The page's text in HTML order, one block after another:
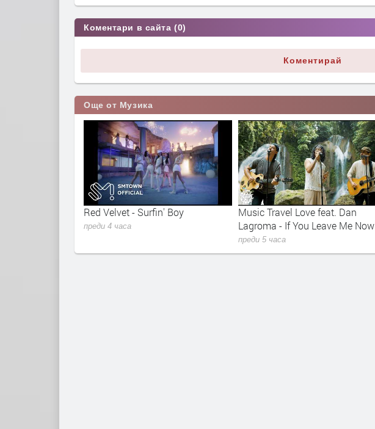
Коментари в сайта (0)
Коментирай
Още от Музика
Red Velvet - Surfin' Boy
преди 4 часа
Music Travel Love feat. Dan
Lagroma - If You Leave Me Now
преди 5 часа